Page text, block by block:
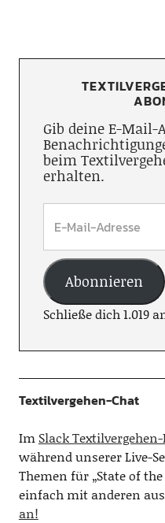
Gib deine E-Mail-
beim
erhalten.
Abonnieren
Schließe dich 1.019
Textilvergehen-Chat
Im Slack
während unserer Live-
Themen für „State of
einfach mit anderen
an!